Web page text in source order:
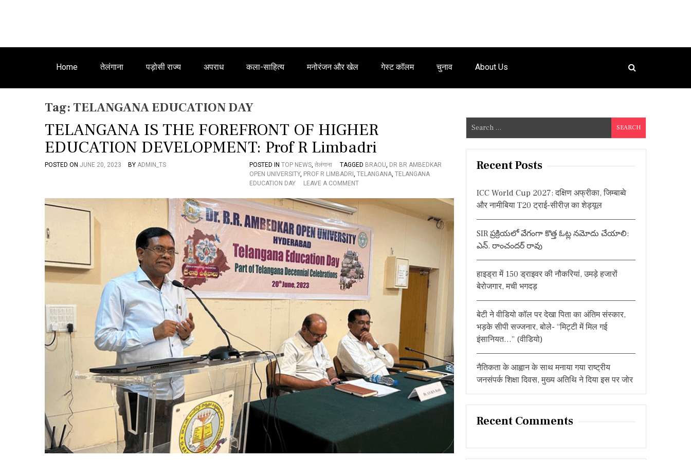
Home तेलंगाना पड़ोसी राज्य अपराध कला-साहित्य मनोरंजन और खेल गेस्ट कॉलम चुनाव About Us
Tag: TELANGANA EDUCATION DAY
TELANGANA IS THE FOREFRONT OF HIGHER
EDUCATION DEVELOPMENT: Prof R Limbadri
POSTED ON JUNE 20, 2023 BY ADMIN_TS POSTED IN TOP NEWS, तेलंगाना TAGGED BRAOU, DR BR AMBEDKAR
OPEN UNIVERSITY, PROF R LIMBADRI , TELANGANA, TELANGANA
EDUCATION DAY
LEAVE A COMMENTO
T
E
A
N
G
A
N
A
I
S
T
H
E
F
O
R
F
R
O
N
H
G
e
a
Recent Posts
ICC World Cup 2027: दक्षिण अफ्रीका, जिम्बाब्वे
और नामीबिया T20 ट्राई-सीरीज़ का शेड्यूल
SIR ప్రక్రియలో వేగంగా కొత్త ఓట్ల నమోదు చేయాలి:
ఎన్. రాంచందర్ రావు
हाइड्रा में 150 ड्राइवर की नौकरियां, उमड़े हजारों
बेरोजगार, मची भगदड़
बेटी ने वीडियो कॉल पर देखा पिता का अंतिम संस्कार,
भड़के सीपी सज्जनार, बोले- “मिट्टी में मिल गई
इंसानियत…” (वीडियो)
नैतिकता के आह्वान के साथ मनाया गया राष्ट्रीय
जनसंपर्क शिक्षा दिवस, मुख्य अतिथि ने दिया इस पर जोर
Recent Comments